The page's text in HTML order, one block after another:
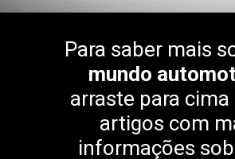
Para saber mais
mundo
arraste para cima
artigos com
informações